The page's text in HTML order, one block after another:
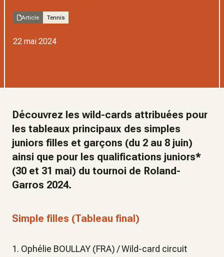
Article Tennis
22 mai 2024
Découvrez les wild-cards attribuées pour
les tableaux principaux des simples
juniors filles et garçons (du 2 au 8 juin)
ainsi que pour les qualifications juniors*
(30 et 31 mai) du tournoi de Roland-
Garros 2024.
Simple filles (Tableau final)
1. Ophélie BOULLAY (FRA) / Wild-card circuit